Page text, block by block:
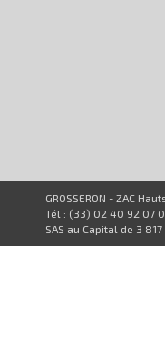
GROSSERON - ZAC
Tél : (33) 02 40 92 07
SAS au Capital de 3